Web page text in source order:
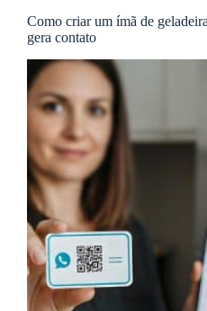
Como criar um ímã de
gera contato